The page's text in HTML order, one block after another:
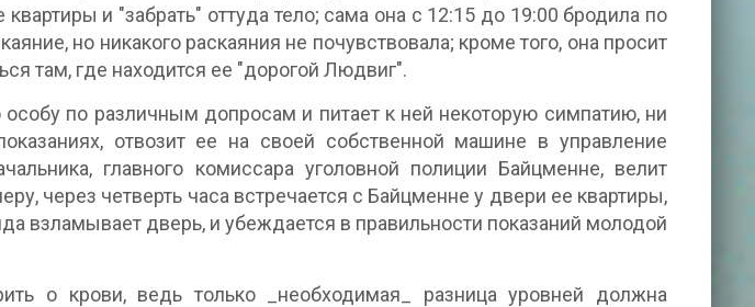
и "забрать" оттуда тело; сама она с 12:15 до 19:00 бродила по
но никакого раскаяния не почувствовала; кроме того, она просит
там, где находится ее "дорогой Людвиг".
по различным допросам и питает к ней некоторую симпатию, ни
отвозит ее на своей собственной машине в управление
главного комиссара уголовной полиции Байцменне, велит
через четверть часа встречается с Байцменне у двери ее квартиры,
взламывает дверь, и убеждается в правильности показаний молодой
о крови, ведь только _необходимая_ разница уровней должна